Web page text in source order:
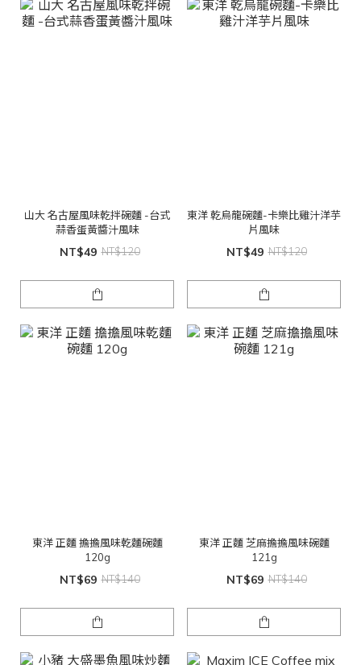
山大 名古屋風味乾拌碗麵 -台式
蒜香蛋黃醬汁風味
NT$49 NT$120
東洋 乾烏龍碗麵-卡樂比雞汁洋芋
片風味
NT$49 NT$120
東洋 正麵 擔擔風味乾麵碗麵
120g
NT$69 NT$140
東洋 正麵 芝麻擔擔風味碗麵
121g
NT$69 NT$140